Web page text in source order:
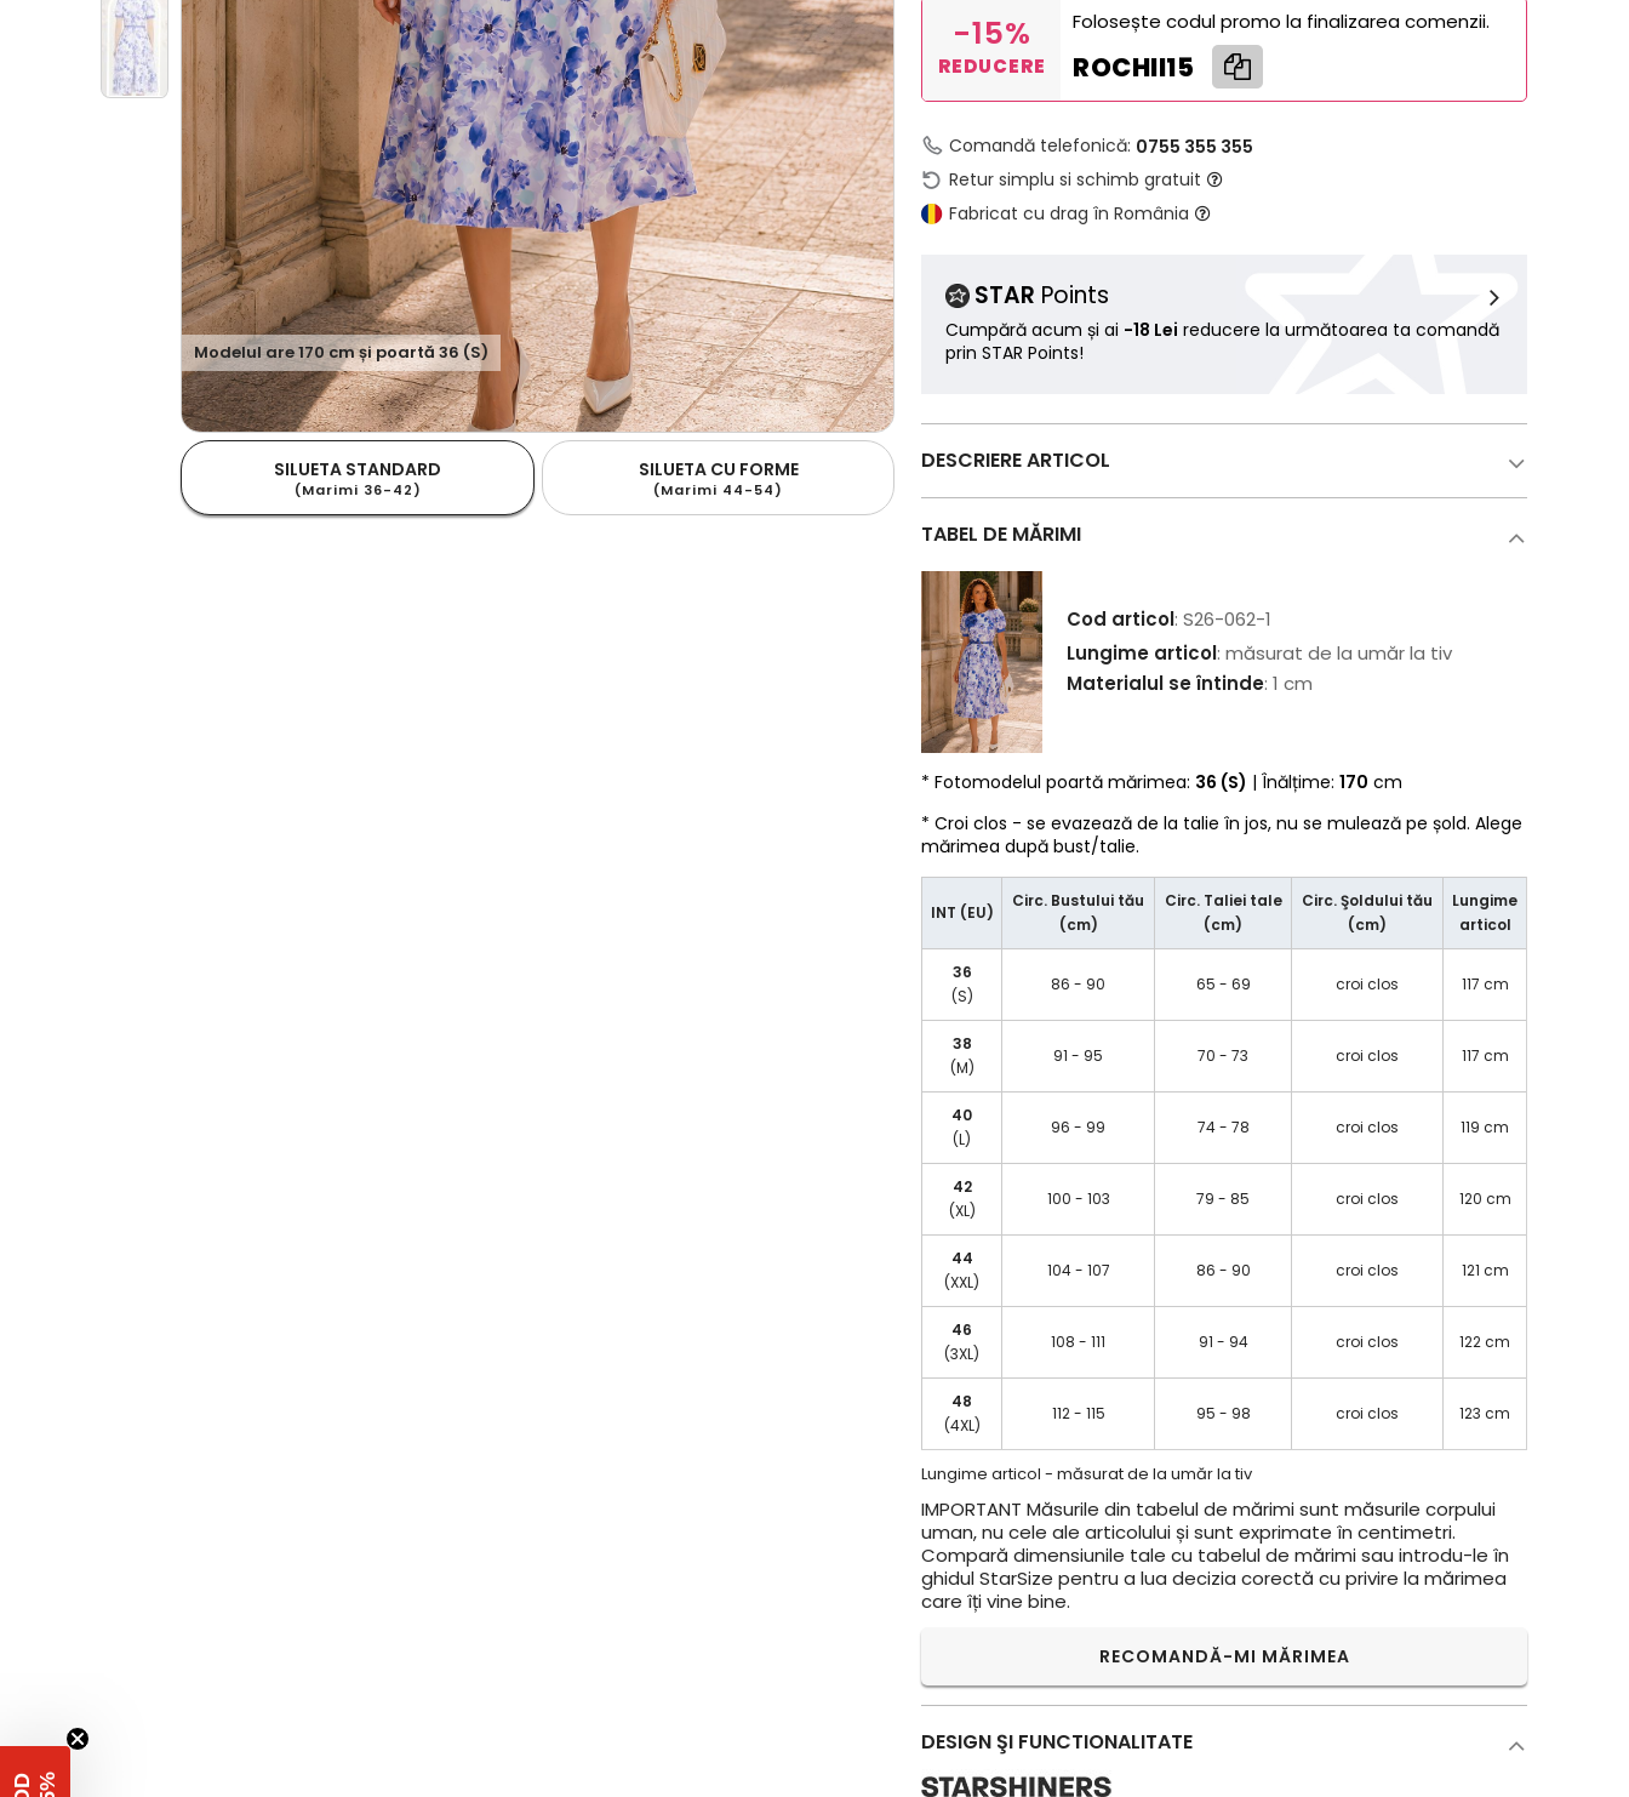
Modelul are170 cm și poartă36 (S)
SILUETA STANDARD
(Marimi 36-42)
SILUETA CU FORME
(Marimi 44-54)
-15%
REDUCERE
Folosește codul promo la finalizarea comenzii.
ROCHII15
Comandă telefonică: 0755 355 355
Retur simplu si schimb gratuit
Fabricat cu drag în România
STAR Points
Cumpără acum și ai -18 Lei reducere la următoarea ta comandă
prin STAR Points!
DESCRIERE ARTICOL
TABEL DE MĂRIMI
Cod articol: S26-062-1
Lungime articol: măsurat de la umăr la tiv
Materialul se întinde: 1 cm
* Fotomodelul poartă mărimea: 36 (S) | Înălțime:170 cm
* Croi clos - se evazează de la talie în jos, nu se mulează pe șold. Alege
mărimea după bust/talie.
INT (EU)
Circ. Bustului tău
(cm)
Circ. Taliei tale
(cm)
Circ. Şoldului tău
(cm)
Lungime
articol
36
(S)
86 - 90 65 - 69 croi clos 117 cm
38
(M)
91 - 95 70 - 73 croi clos 117 cm
40
(L)
96 - 99 74 - 78 croi clos 119 cm
42
(XL)
100 - 103 79 - 85 croi clos 120 cm
44
(XXL)
104 - 107 86 - 90 croi clos 121 cm
46
(3XL)
108 - 111 91 - 94 croi clos 122 cm
48
(4XL)
112 - 115 95 - 98 croi clos 123 cm
Lungime articol - măsurat de la umăr la tiv
IMPORTANT Măsurile din tabelul de mărimi sunt măsurile corpului
uman, nu cele ale articolului și sunt exprimate în centimetri.
Compară dimensiunile tale cu tabelul de mărimi sau introdu-le în
ghidul StarSize pentru a lua decizia corectă cu privire la mărimea
care îți vine bine.
RECOMANDĂ-MI MĂRIMEA
DESIGN ŞI FUNCTIONALITATE